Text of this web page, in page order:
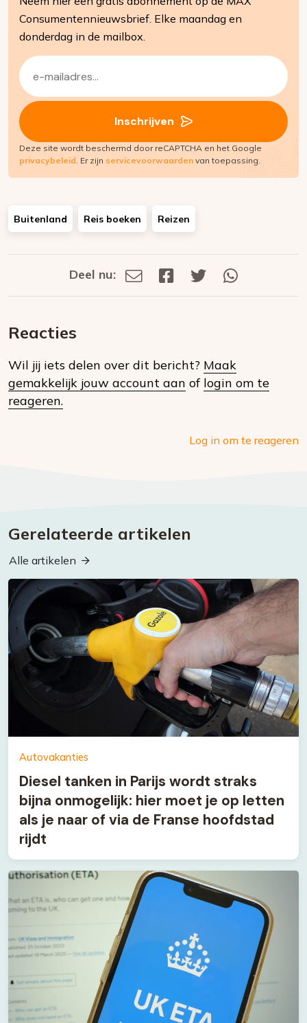
Consumentennieuwsbrief. Elke maandag en
donderdag in de mailbox.
E-
mailadres
(Vereist)
Inschrijven
Deze site wordt beschermd door reCAPTCHA en het Google
privacybeleid. Er zijn servicevoorwaarden van toepassing.
Buitenland Reis boeken Reizen
Deel
social
Deel nu:
Deel
Deel
Deel
Reacties
Wil jij iets delen over dit bericht? Maak
gemakkelijk jouw account aan of login om te
reageren.
Log in om te reageren
Gerelateerde artikelen
Alle artikelen
Autovakanties
Diesel tanken in Parijs wordt straks
bijna onmogelijk: hier moet je op letten
als je naar of via de Franse hoofdstad
rijdt